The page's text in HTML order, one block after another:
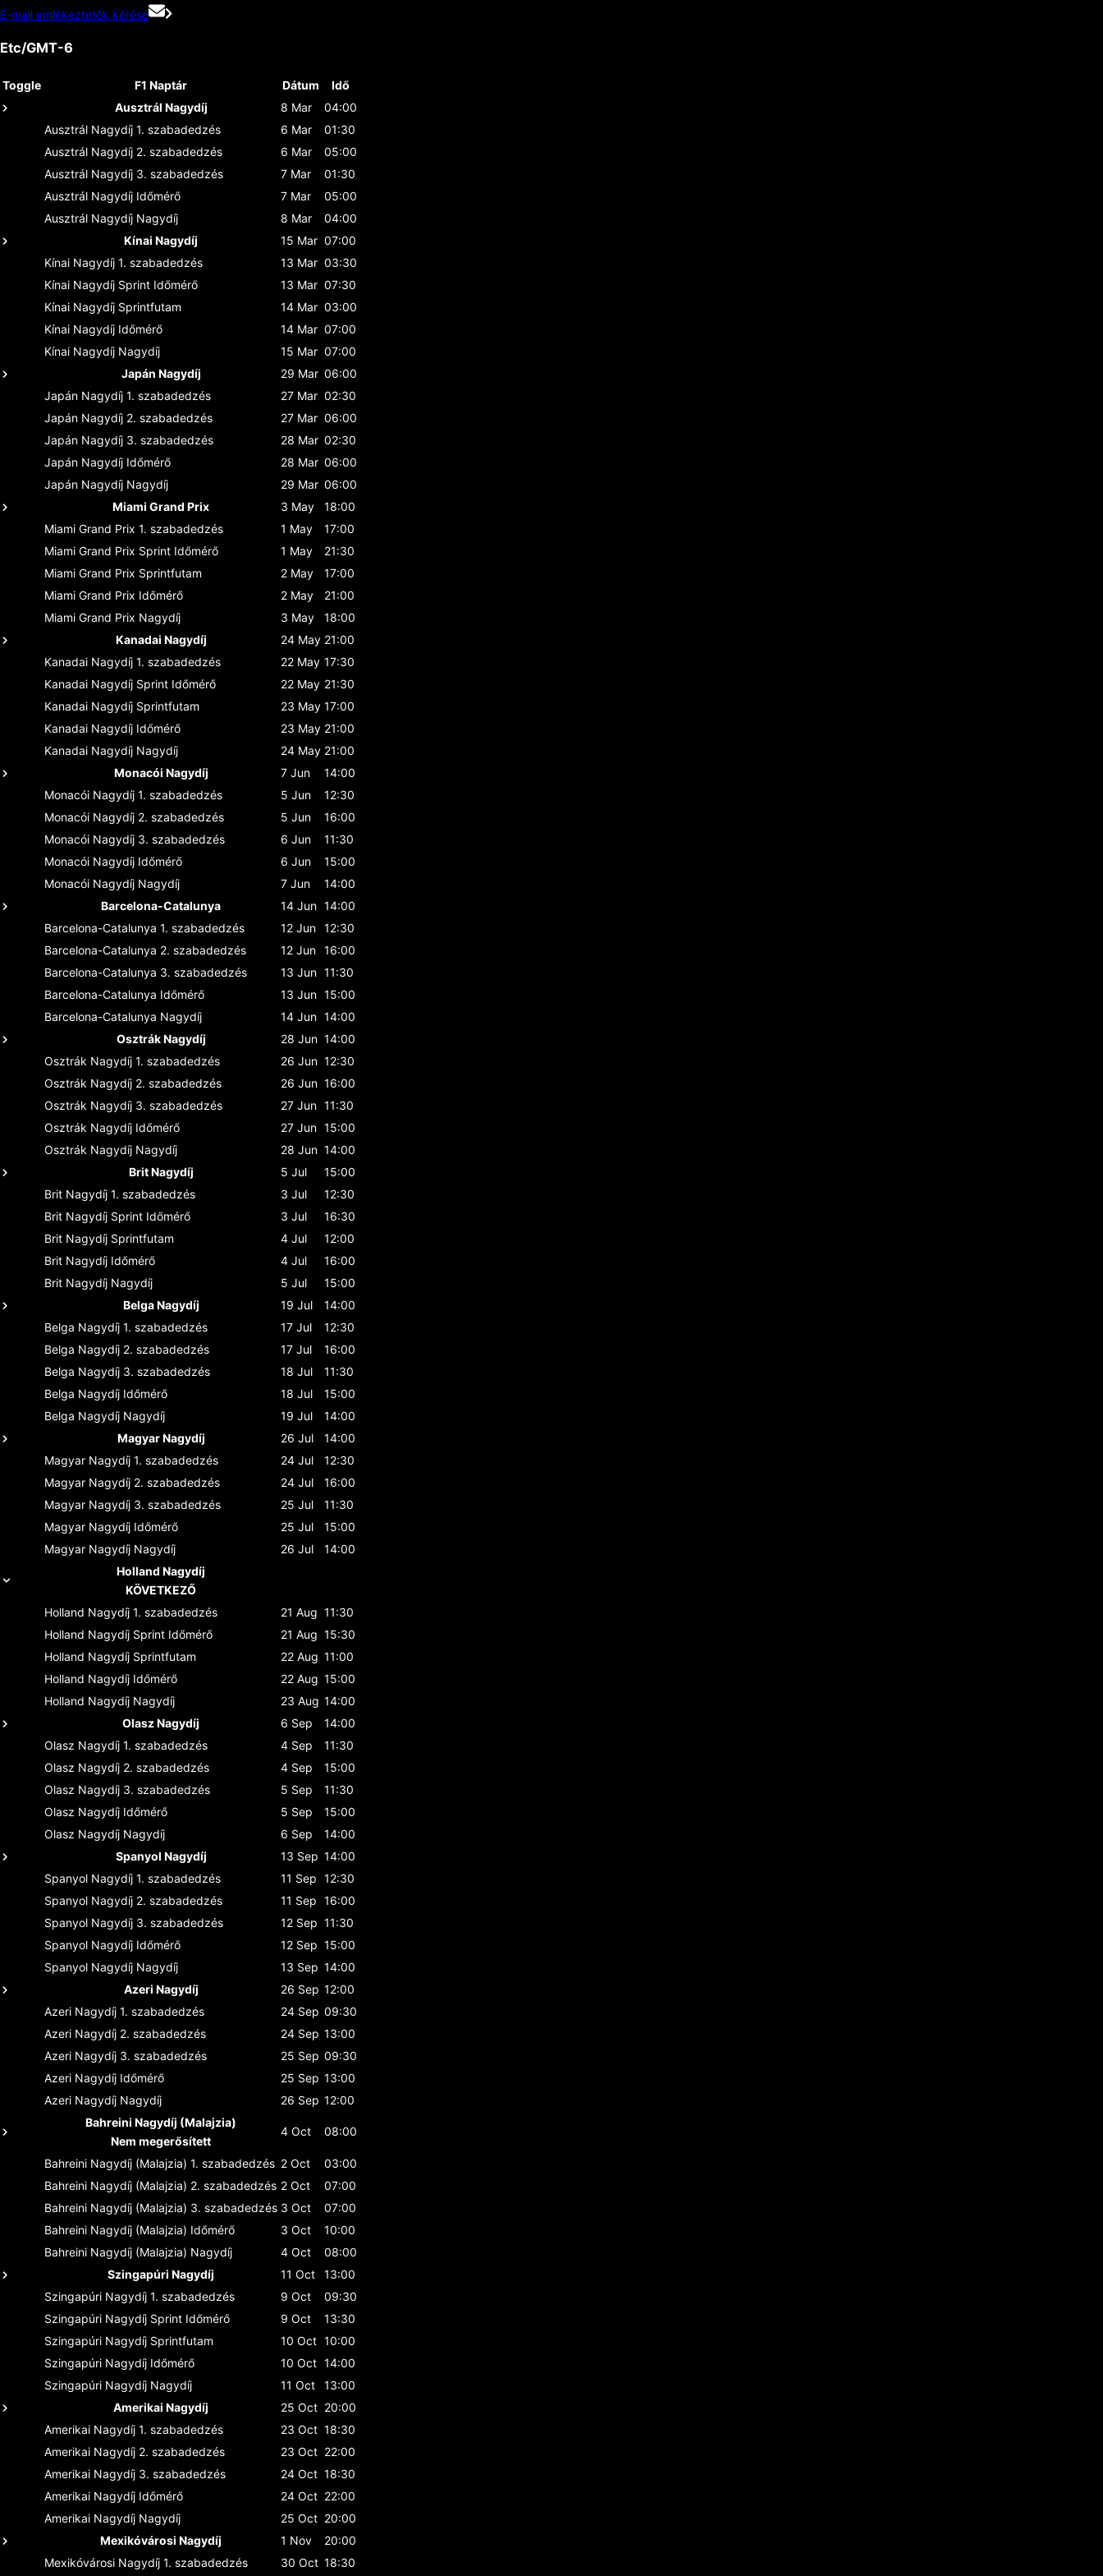
E-mail emlékeztetők kérése
Etc/GMT-6
Toggle F1 Naptár Dátum
Idő
Ausztrál Nagydíj
8 Mar
04:00
Ausztrál Nagydíj 1. szabadedzés 6 Mar
01:30
Ausztrál Nagydíj 2. szabadedzés 6 Mar
05:00
Ausztrál Nagydíj 3. szabadedzés 7 Mar
01:30
Ausztrál Nagydíj Időmérő 7 Mar
05:00
Ausztrál Nagydíj Nagydíj 8 Mar
04:00
Kínai Nagydíj
15 Mar 07:00
Kínai Nagydíj 1. szabadedzés 13 Mar 03:30
Kínai Nagydíj Sprint Időmérő 13 Mar 07:30
Kínai Nagydíj Sprintfutam 14 Mar 03:00
Kínai Nagydíj Időmérő 14 Mar 07:00
Kínai Nagydíj Nagydíj 15 Mar 07:00
Japán Nagydíj
29 Mar 06:00
Japán Nagydíj 1. szabadedzés 27 Mar 02:30
Japán Nagydíj 2. szabadedzés 27 Mar 06:00
Japán Nagydíj 3. szabadedzés 28 Mar 02:30
Japán Nagydíj Időmérő 28 Mar 06:00
Japán Nagydíj Nagydíj 29 Mar 06:00
Miami Grand Prix
3 May
18:00
Miami Grand Prix 1. szabadedzés 1 May
17:00
Miami Grand Prix Sprint Időmérő 1 May
21:30
Miami Grand Prix Sprintfutam 2 May
17:00
Miami Grand Prix Időmérő 2 May
21:00
Miami Grand Prix Nagydíj 3 May
18:00
Kanadai Nagydíj
24 May 21:00
Kanadai Nagydíj 1. szabadedzés 22 May 17:30
Kanadai Nagydíj Sprint Időmérő 22 May 21:30
Kanadai Nagydíj Sprintfutam 23 May 17:00
Kanadai Nagydíj Időmérő 23 May 21:00
Kanadai Nagydíj Nagydíj 24 May 21:00
Monacói Nagydíj
7 Jun
14:00
Monacói Nagydíj 1. szabadedzés 5 Jun
12:30
Monacói Nagydíj 2. szabadedzés 5 Jun
16:00
Monacói Nagydíj 3. szabadedzés 6 Jun
11:30
Monacói Nagydíj Időmérő 6 Jun
15:00
Monacói Nagydíj Nagydíj 7 Jun
14:00
Barcelona-Catalunya
14 Jun 14:00
Barcelona-Catalunya 1. szabadedzés 12 Jun 12:30
Barcelona-Catalunya 2. szabadedzés 12 Jun 16:00
Barcelona-Catalunya 3. szabadedzés 13 Jun 11:30
Barcelona-Catalunya Időmérő 13 Jun 15:00
Barcelona-Catalunya Nagydíj 14 Jun 14:00
Osztrák Nagydíj
28 Jun 14:00
Osztrák Nagydíj 1. szabadedzés 26 Jun 12:30
Osztrák Nagydíj 2. szabadedzés 26 Jun 16:00
Osztrák Nagydíj 3. szabadedzés 27 Jun 11:30
Osztrák Nagydíj Időmérő 27 Jun 15:00
Osztrák Nagydíj Nagydíj 28 Jun 14:00
Brit Nagydíj
5 Jul
15:00
Brit Nagydíj 1. szabadedzés 3 Jul
12:30
Brit Nagydíj Sprint Időmérő 3 Jul
16:30
Brit Nagydíj Sprintfutam 4 Jul
12:00
Brit Nagydíj Időmérő 4 Jul
16:00
Brit Nagydíj Nagydíj 5 Jul
15:00
Belga Nagydíj
19 Jul
14:00
Belga Nagydíj 1. szabadedzés 17 Jul
12:30
Belga Nagydíj 2. szabadedzés 17 Jul
16:00
Belga Nagydíj 3. szabadedzés 18 Jul
11:30
Belga Nagydíj Időmérő 18 Jul
15:00
Belga Nagydíj Nagydíj 19 Jul
14:00
Magyar Nagydíj
26 Jul
14:00
Magyar Nagydíj 1. szabadedzés 24 Jul
12:30
Magyar Nagydíj 2. szabadedzés 24 Jul
16:00
Magyar Nagydíj 3. szabadedzés 25 Jul
11:30
Magyar Nagydíj Időmérő 25 Jul
15:00
Magyar Nagydíj Nagydíj 26 Jul
14:00
Holland Nagydíj
KÖVETKEZŐ
Holland Nagydíj 1. szabadedzés 21 Aug 11:30
Holland Nagydíj Sprint Időmérő 21 Aug 15:30
Holland Nagydíj Sprintfutam 22 Aug 11:00
Holland Nagydíj Időmérő 22 Aug 15:00
Holland Nagydíj Nagydíj 23 Aug 14:00
Olasz Nagydíj
6 Sep
14:00
Olasz Nagydíj 1. szabadedzés 4 Sep
11:30
Olasz Nagydíj 2. szabadedzés 4 Sep
15:00
Olasz Nagydíj 3. szabadedzés 5 Sep
11:30
Olasz Nagydíj Időmérő 5 Sep
15:00
Olasz Nagydíj Nagydíj 6 Sep
14:00
Spanyol Nagydíj
13 Sep 14:00
Spanyol Nagydíj 1. szabadedzés 11 Sep 12:30
Spanyol Nagydíj 2. szabadedzés 11 Sep 16:00
Spanyol Nagydíj 3. szabadedzés 12 Sep 11:30
Spanyol Nagydíj Időmérő 12 Sep 15:00
Spanyol Nagydíj Nagydíj 13 Sep 14:00
Azeri Nagydíj
26 Sep 12:00
Azeri Nagydíj 1. szabadedzés 24 Sep 09:30
Azeri Nagydíj 2. szabadedzés 24 Sep 13:00
Azeri Nagydíj 3. szabadedzés 25 Sep 09:30
Azeri Nagydíj Időmérő 25 Sep 13:00
Azeri Nagydíj Nagydíj 26 Sep 12:00
Bahreini Nagydíj (Malajzia)
Nem megerősített
4 Oct 08:00
Bahreini Nagydíj (Malajzia) 1. szabadedzés 2 Oct
03:00
Bahreini Nagydíj (Malajzia) 2. szabadedzés 2 Oct
07:00
Bahreini Nagydíj (Malajzia) 3. szabadedzés 3 Oct
07:00
Bahreini Nagydíj (Malajzia) Időmérő 3 Oct
10:00
Bahreini Nagydíj (Malajzia) Nagydíj 4 Oct
08:00
Szingapúri Nagydíj
11 Oct
13:00
Szingapúri Nagydíj 1. szabadedzés 9 Oct
09:30
Szingapúri Nagydíj Sprint Időmérő 9 Oct
13:30
Szingapúri Nagydíj Sprintfutam 10 Oct 10:00
Szingapúri Nagydíj Időmérő 10 Oct 14:00
Szingapúri Nagydíj Nagydíj 11 Oct
13:00
Amerikai Nagydíj
25 Oct 20:00
Amerikai Nagydíj 1. szabadedzés 23 Oct 18:30
Amerikai Nagydíj 2. szabadedzés 23 Oct 22:00
Amerikai Nagydíj 3. szabadedzés 24 Oct 18:30
Amerikai Nagydíj Időmérő 24 Oct 22:00
Amerikai Nagydíj Nagydíj 25 Oct 20:00
Mexikóvárosi Nagydíj
1 Nov
20:00
Mexikóvárosi Nagydíj 1. szabadedzés 30 Oct 18:30